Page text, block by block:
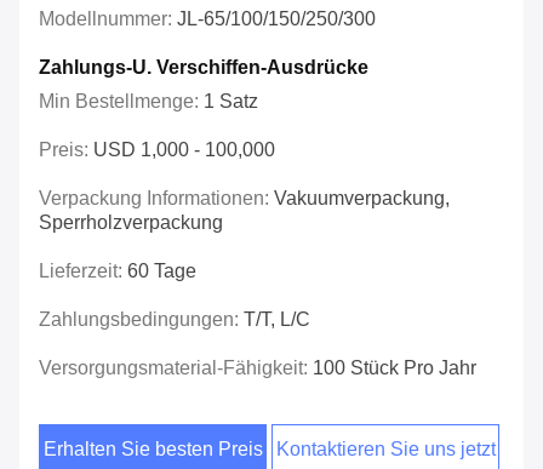
Modellnummer: JL-65/100/150/250/300
Zahlungs-U. Verschiffen-Ausdrücke
Min Bestellmenge: 1 Satz
Preis: USD 1,000 - 100,000
Verpackung Informationen: Vakuumverpackung,
Sperrholzverpackung
Lieferzeit: 60 Tage
Zahlungsbedingungen: T/T, L/C
Versorgungsmaterial-Fähigkeit: 100 Stück Pro Jahr
Erhalten Sie besten Preis Kontaktieren Sie uns jetzt